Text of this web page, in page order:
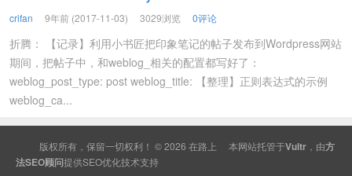
crifan 9年前 (2017-11-03) 3029浏览 0评论
折腾： 【记录】利用小书匠把印象笔记的帖子发布到Wordpress网站
期间，把帖子中，和weblog_相关的配置都写好了：
weblog_post_type: post weblog_title: 【整理】正则表达式的示例
weblog_ca...
版权所有，保留一切权利！ © 2026 在路上 本网站托管于Vultr ，由方
法SEO顾问提供SEO优化技术支持